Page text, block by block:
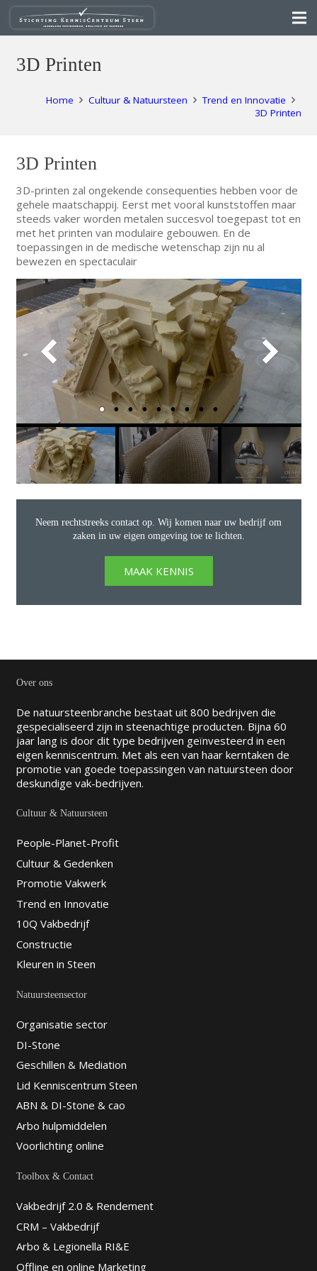
3D Printen
Home Cultuur & Natuursteen
Trend en Innovatie
3D Printen
3D Printen
3D-printen zal ongekende consequenties hebben voor de
gehele maatschappij. Eerst met vooral kunststoffen maar
steeds vaker worden metalen succesvol toegepast tot en
met het printen van modulaire gebouwen. En de
toepassingen in de medische wetenschap zijn nu al
bewezen en spectaculair
Neem rechtstreeks contact op. Wij komen naar uw bedrijf om
zaken in uw eigen omgeving toe te lichten.
MAAK KENNIS
Over ons
De natuursteenbranche bestaat uit 800 bedrijven die
gespecialiseerd zijn in steenachtige producten. Bijna 60
jaar lang is door dit type bedrijven geïnvesteerd in een
eigen kenniscentrum. Met als een van haar kerntaken de
promotie van goede toepassingen van natuursteen door
deskundige vak-bedrijven.
Cultuur & Natuursteen
People-Planet-Profit
Cultuur & Gedenken
Promotie Vakwerk
Trend en Innovatie
10Q Vakbedrijf
Constructie
Kleuren in Steen
Natuursteensector
Organisatie sector
DI-Stone
Geschillen & Mediation
Lid Kenniscentrum Steen
ABN & DI-Stone & cao
Arbo hulpmiddelen
Voorlichting online
Toolbox & Contact
Vakbedrijf 2.0 & Rendement
CRM – Vakbedrijf
Arbo & Legionella RI&E
Offline en online Marketing